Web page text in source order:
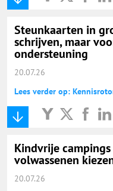
Steunkaarten in
schrijven, maar
ondersteuning
20.07.26
Lees verder op:
Kindvrije
volwassenen
20.07.26